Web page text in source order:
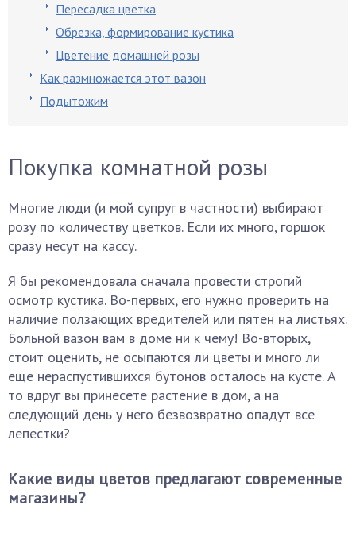
Пересадка цветка
Обрезка, формирование кустика
Цветение домашней розы
Как размножается этот вазон
Подытожим
Покупка комнатной розы
Многие люди (и мой супруг в частности) выбирают
розу по количеству цветков. Если их много, горшок
сразу несут на кассу.
Я бы рекомендовала сначала провести строгий
осмотр кустика. Во-первых, его нужно проверить на
наличие ползающих вредителей или пятен на листьях.
Больной вазон вам в доме ни к чему! Во-вторых,
стоит оценить, не осыпаются ли цветы и много ли
еще нераспустившихся бутонов осталось на кусте. А
то вдруг вы принесете растение в дом, а на
следующий день у него безвозвратно опадут все
лепестки?
Какие виды цветов предлагают современные
магазины?